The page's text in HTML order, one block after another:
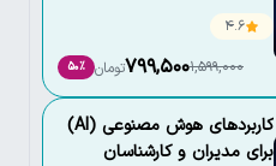
4.6
1,599,000
799,500تومان 50٪
کاربردهای هوش مصنوعی (AI)
برای مدیران و کارشناسان